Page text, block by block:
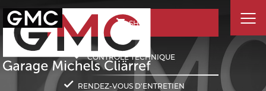
SHOP
CONTRÔLE TECHNIQUE
RENDEZ-VOUS D'ENTRETIEN